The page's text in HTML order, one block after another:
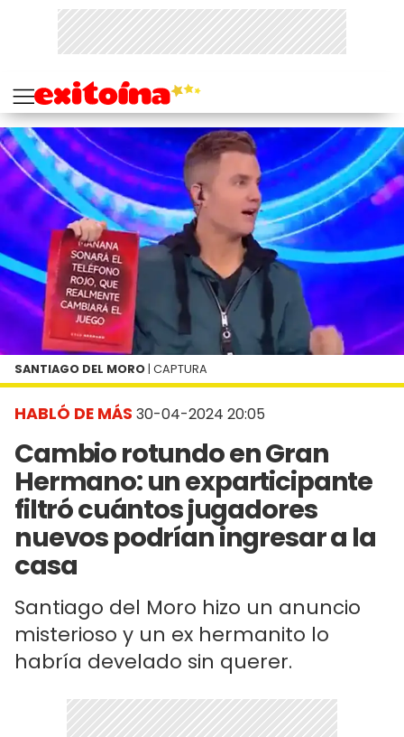
HABLÓ DE MÁS 30-04-2024 20:05
Cambio rotundo en Gran
Hermano: un exparticipante
filtró cuántos jugadores
nuevos podrían ingresar a la
casa
Santiago del Moro hizo un anuncio
misterioso y un ex hermanito lo
habría develado sin querer.
SANTIAGO DEL MORO | CAPTURA